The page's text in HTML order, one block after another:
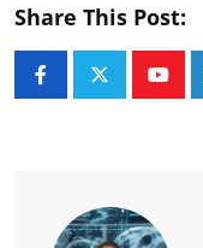
Share This Post: